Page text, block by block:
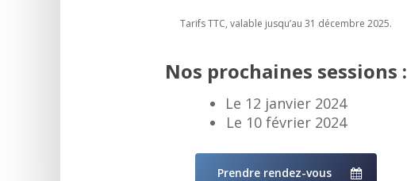
Tarifs TTC, valable jusqu’au 31 décembre 2025.
Nos prochaines sessions :
Le 12 janvier 2024
Le 10 février 2024
Prendre rendez-vous